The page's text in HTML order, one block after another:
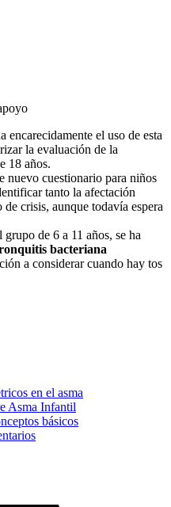
el uso de esta
la evaluación de la
18 años.
nuevo cuestionario para niños
tanto la afectación
crisis, aunque todavía espera
de 6 a 11 años, se ha
bacteriana
a considerar cuando hay tos
en el asma
Asma Infantil
básicos